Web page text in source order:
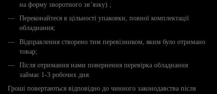
на форму зворотного зв’язку) ;
Переконайтеся в цільності упаковки, повної комплектації
обладнання;
Відправлення створено тим перевізником, яким було отримано
товар;
Після отримання нами повернення перевірка обладнання
займає 1-3 робочих дня.
Гроші повертаються відповідно до чинного законодавства після